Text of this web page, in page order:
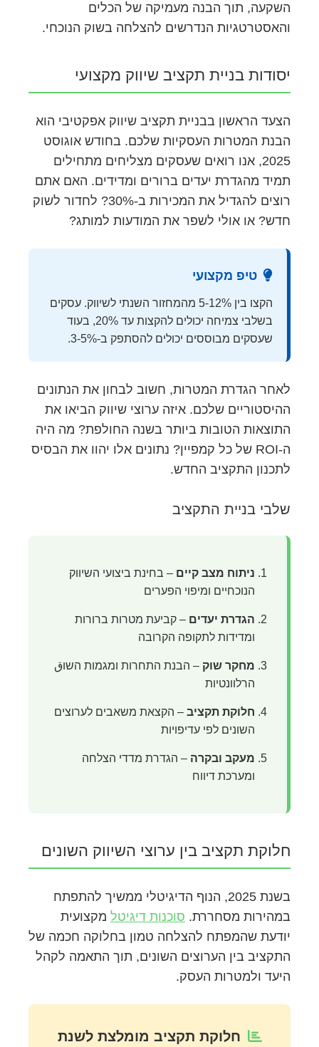
השקעה, תוך הבנה מעמיקה של הכלים
והאסטרטגיות הנדרשים להצלחה בשוק הנוכחי.
יסודות בניית תקציב שיווק מקצועי
הצעד הראשון בבניית תקציב שיווק אפקטיבי הוא
הבנת המטרות העסקיות שלכם. בחודש אוגוסט
2025, אנו רואים שעסקים מצליחים מתחילים
תמיד מהגדרת יעדים ברורים ומדידים. האם אתם
רוצים להגדיל את המכירות ב-30%? לחדור לשוק
חדש? או אולי לשפר את המודעות למותג?
טיפ מקצועי
הקצו בין 5-12% מהמחזור השנתי לשיווק. עסקים
בשלבי צמיחה יכולים להקצות עד 20%, בעוד
שעסקים מבוססים יכולים להסתפק ב-3-5%.
לאחר הגדרת המטרות, חשוב לבחון את הנתונים
ההיסטוריים שלכם. איזה ערוצי שיווק הביאו את
התוצאות הטובות ביותר בשנה החולפת? מה היה
ה-ROI של כל קמפיין? נתונים אלו יהוו את הבסיס
לתכנון התקציב החדש.
שלבי בניית התקציב
ניתוח מצב קיים – בחינת ביצועי השיווק
הנוכחיים ומיפוי הפערים
הגדרת יעדים – קביעת מטרות ברורות
ומדידות לתקופה הקרובה
מחקר שוק – הבנת התחרות ומגמות השוق
הרלוונטיות
חלוקת תקציב – הקצאת משאבים לערוצים
השונים לפי עדיפויות
מעקב ובקרה – הגדרת מדדי הצלחה
ומערכת דיווח
חלוקת תקציב בין ערוצי השיווק השונים
בשנת 2025, הנוף הדיגיטלי ממשיך להתפתח
במהירות מסחררת. סוכנות דיגיטל מקצועית
יודעת שהמפתח להצלחה טמון בחלוקה חכמה של
התקציב בין הערוצים השונים, תוך התאמה לקהל
היעד ולמטרות העסק.
חלוקת תקציב מומלצת לשנת